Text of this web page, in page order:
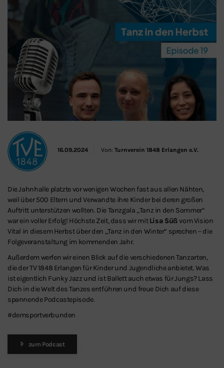
16.09.2024 Von: Turnverein 1848 Erlangen e.V.
Die Jahnhalle platzte vor wenigen Wochen fast aus allen Nähten,
weil über 500 Eltern und Verwandte ihre Kinder bei deren großen
Auftritt unterstützen wollten. Die Tanzgala „Tanz in den Sommer“
war ein voller Erfolg! Höchste Zeit, dass wir mitLisa Süßvom Vision
Vital in diesem Herbst über den „Tanz in den Winter“ sprechen – die
Folgeveranstaltung im kommenden Jahr.
Außerdem werfen wir einen Blick auf die verschiedenen Tanzarten,
die der TV 1848 Erlangen für Kinder und Jugendliche anbietet. Was
ist eigentlich Funky Jazz und ist Ballett auch etwas für Jungs? Lass
Dich in die Welt des Tanzes entführen und freue Dich auf diese
spannende Podcastepisode.
#demsportverbunden
zum Podcast